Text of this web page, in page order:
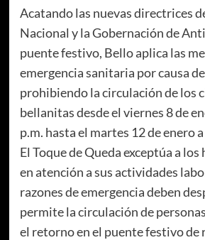
Acatando las nuevas directrices
Nacional y la Gobernación de
puente festivo, Bello aplica las
emergencia sanitaria por causa
prohibiendo la circulación de los
bellanitas desde el viernes 8 de
p.m. hasta el martes 12 de enero
El Toque de Queda exceptúa a
en atención a sus actividades
razones de emergencia deben
permite la circulación de
el retorno en el puente festivo de